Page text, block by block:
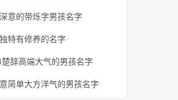
意的带烁字男孩名字
特有修养的名字
辞高端大气的男孩名字
简单大方洋气的男孩名字